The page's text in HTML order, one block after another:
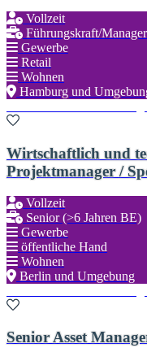
Vollzeit
Führungskraft/Manager
Gewerbe
Retail
Wohnen
Hamburg und
Wirtschaftlich und
Projektmanager /
Vollzeit
Senior (>6 Jahren BE)
Gewerbe
öffentliche Hand
Wohnen
Berlin und Umgebung
Senior Asset